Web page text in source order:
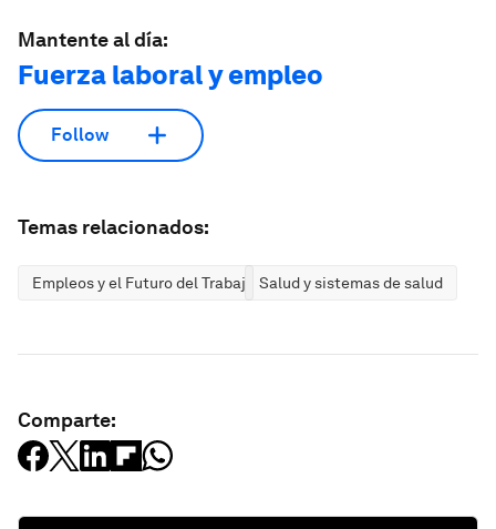
Mantente al día:
Fuerza laboral y empleo
Follow
Temas relacionados:
Empleos y el Futuro del Trabajo Salud y sistemas de salud
Comparte: